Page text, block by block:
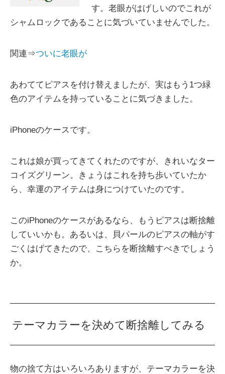
す。老眼がはげしいのでこれが
シャムロックであることに気づいていませんでした。
関連⇒ついに老眼が
あわててピアスを付け替えましたが、実はもう1つ緑
色のアイテムを持っていることに気づきました。
iPhoneのケースです。
これは娘が買ってきてくれたのですが、きれいなター
コイズグリーン。きょうはこれを持ち歩いていたか
ら、幸運のアイテムは身につけていたのです。
このiPhoneのケースがあるなら、もうピアスは断捨離
していいかも。あるいは、貝パールのピアスの軸がす
ごくはげてきたので、こちらを断捨離すべきでしょう
か。
テーマカラーを決めて断捨離してみる
物の捨て方はいろいろありますが、テーマカラーを決